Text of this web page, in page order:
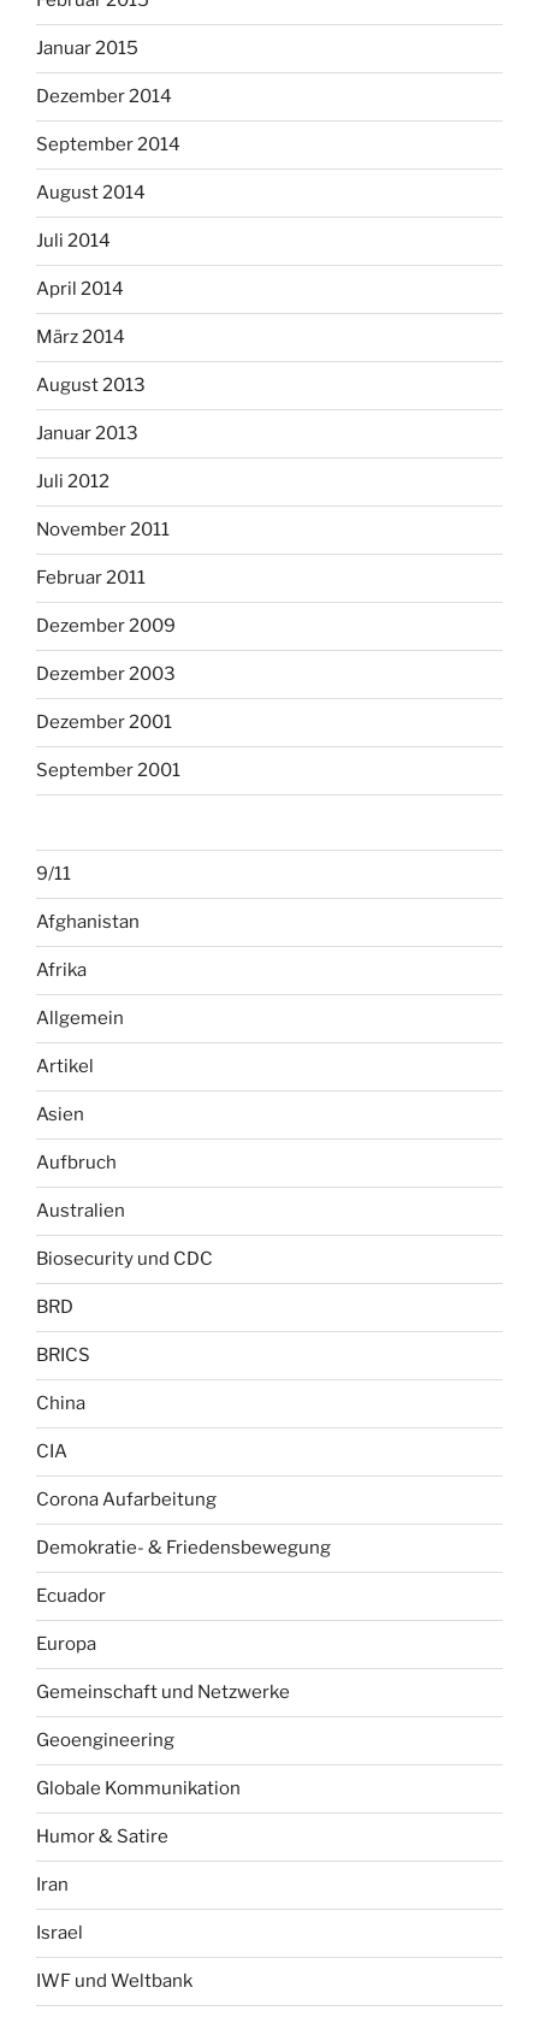
Januar 2015
Dezember 2014
September 2014
August 2014
Juli 2014
April 2014
März 2014
August 2013
Januar 2013
Juli 2012
November 2011
Februar 2011
Dezember 2009
Dezember 2003
Dezember 2001
September 2001
9/11
Afghanistan
Afrika
Allgemein
Artikel
Asien
Aufbruch
Australien
Biosecurity und CDC
BRD
BRICS
China
CIA
Corona Aufarbeitung
Demokratie- & Friedensbewegung
Ecuador
Europa
Gemeinschaft und Netzwerke
Geoengineering
Globale Kommunikation
Humor & Satire
Iran
Israel
IWF und Weltbank